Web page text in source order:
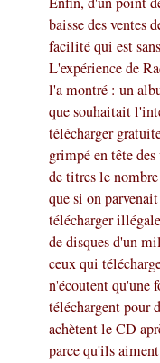
baisse des ventes
facilité qui est
L'expérience de
l'a montré : un
que souhaitait
télécharger
grimpé en tête
de titres le
que si on
télécharger
de disques d'un
ceux qui
n'écoutent qu'une
téléchargent pour
achètent le CD
parce qu'ils